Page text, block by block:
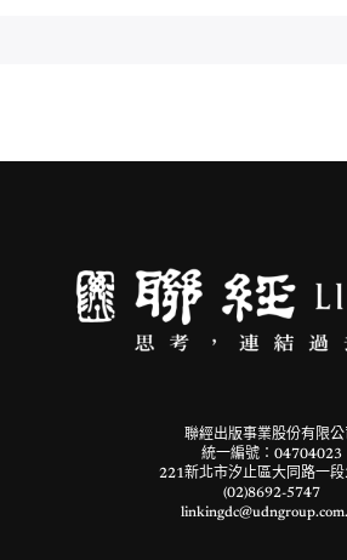
聯經出版事業股份有限公
統一編號：04704023
221新北市汐止區大同路一
(02)8692-5747